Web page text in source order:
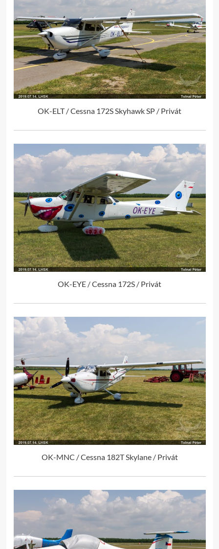
OK-ELT / Cessna 172S Skyhawk SP / Privát
OK-EYE / Cessna 172S / Privát
OK-MNC / Cessna 182T Skylane / Privát